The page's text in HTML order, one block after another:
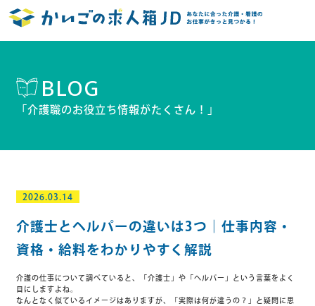
BLOG
「介護職のお役立ち情報がたくさん！」
2026.03.14
介護士とヘルパーの違いは3つ｜仕事内容・
資格・給料をわかりやすく解説
介護の仕事について調べていると、「介護士」や「ヘルパー」という言葉をよく
目にしますよね。
なんとなく似ているイメージはありますが、「実際は何が違うの？」と疑問に思